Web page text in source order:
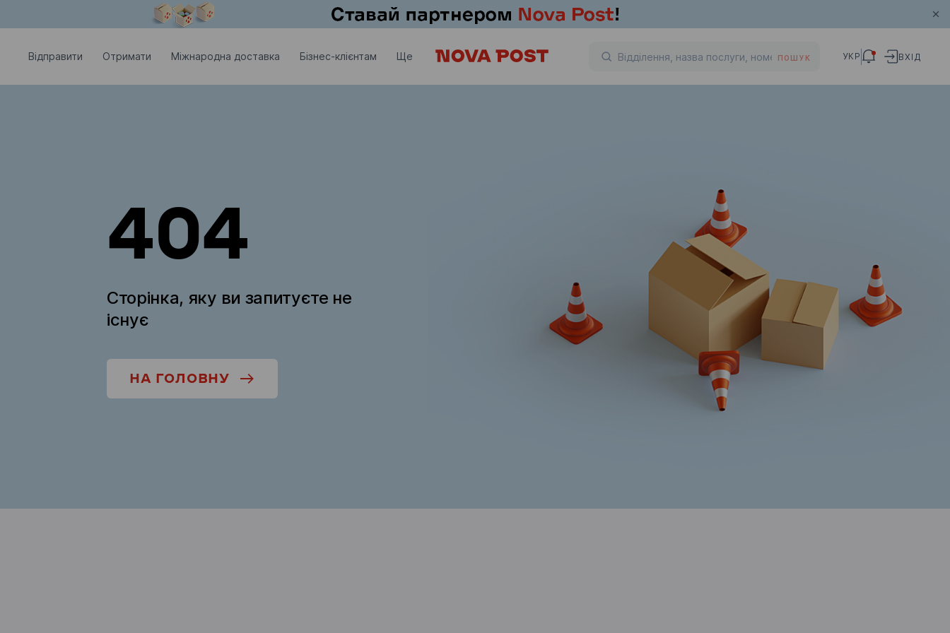
Відправити Отримати Міжнародна доставка Бізнес-клієнтам Ще ПОШУК УКР ВХІД
404
Сторінка, яку ви запитуєте не
існує
НА ГОЛОВНУ